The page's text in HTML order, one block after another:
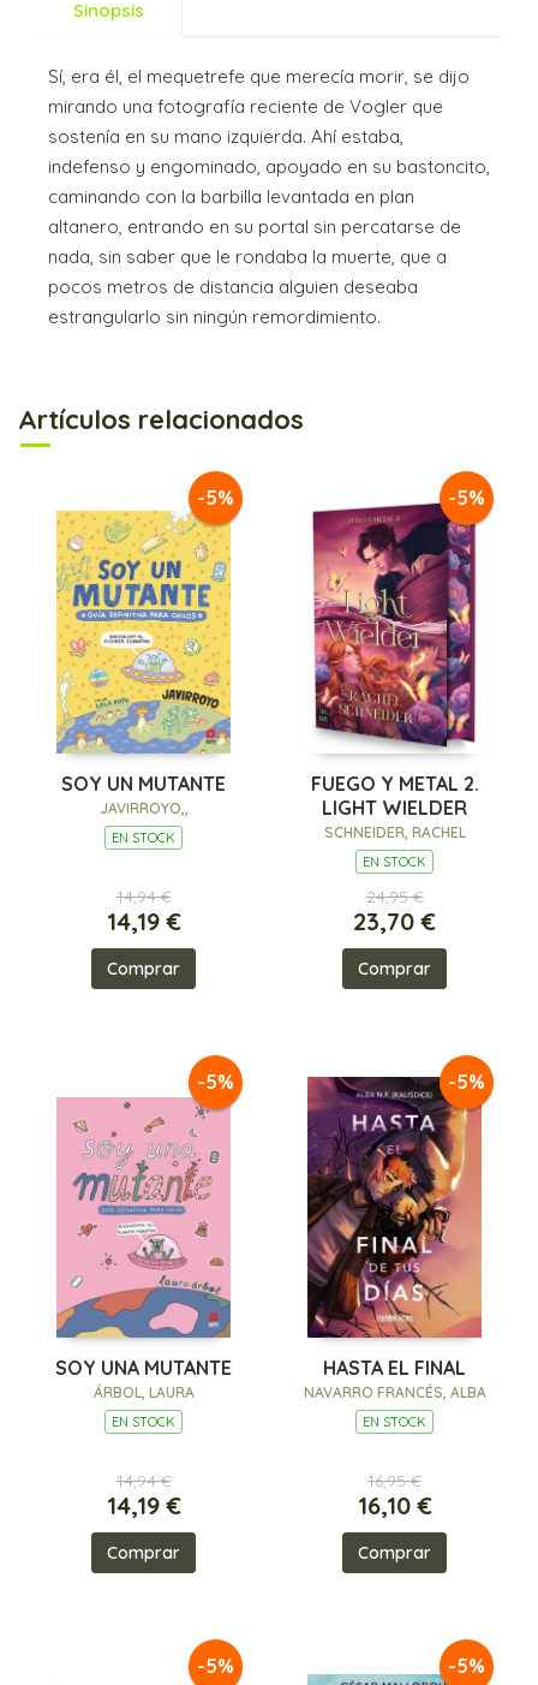
Sinopsis
Sí, era él, el mequetrefe que merecía morir, se dijo
mirando una fotografía reciente de Vogler que
sostenía en su mano izquierda. Ahí estaba,
indefenso y engominado, apoyado en su bastoncito,
caminando con la barbilla levantada en plan
altanero, entrando en su portal sin percatarse de
nada, sin saber que le rondaba la muerte, que a
pocos metros de distancia alguien deseaba
estrangularlo sin ningún remordimiento.
Artículos relacionados
-5%
SOY UN MUTANTE
JAVIRROYO,,
EN STOCK
14,94 €
14,19 €
Comprar
-5%
FUEGO Y METAL 2.
LIGHT WIELDER
SCHNEIDER, RACHEL
EN STOCK
24,95 €
23,70 €
Comprar
-5%
SOY UNA MUTANTE
ÁRBOL, LAURA
EN STOCK
14,94 €
14,19 €
Comprar
-5%
HASTA EL FINAL
NAVARRO FRANCÉS, ALBA
EN STOCK
16,95 €
16,10 €
Comprar
-5% -5%